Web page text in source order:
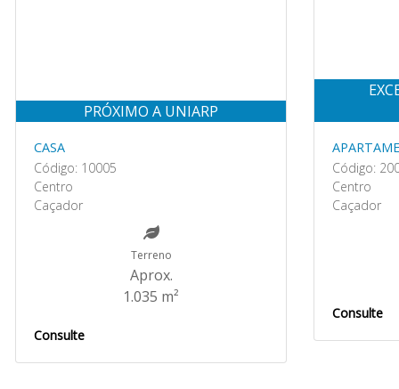
PRÓXIMO A UNIARP
CASA
Código: 10005
Centro
Caçador
Terreno
Aprox.
1.035 m²
Consulte
Código:
Centro
Caçador
Consulte